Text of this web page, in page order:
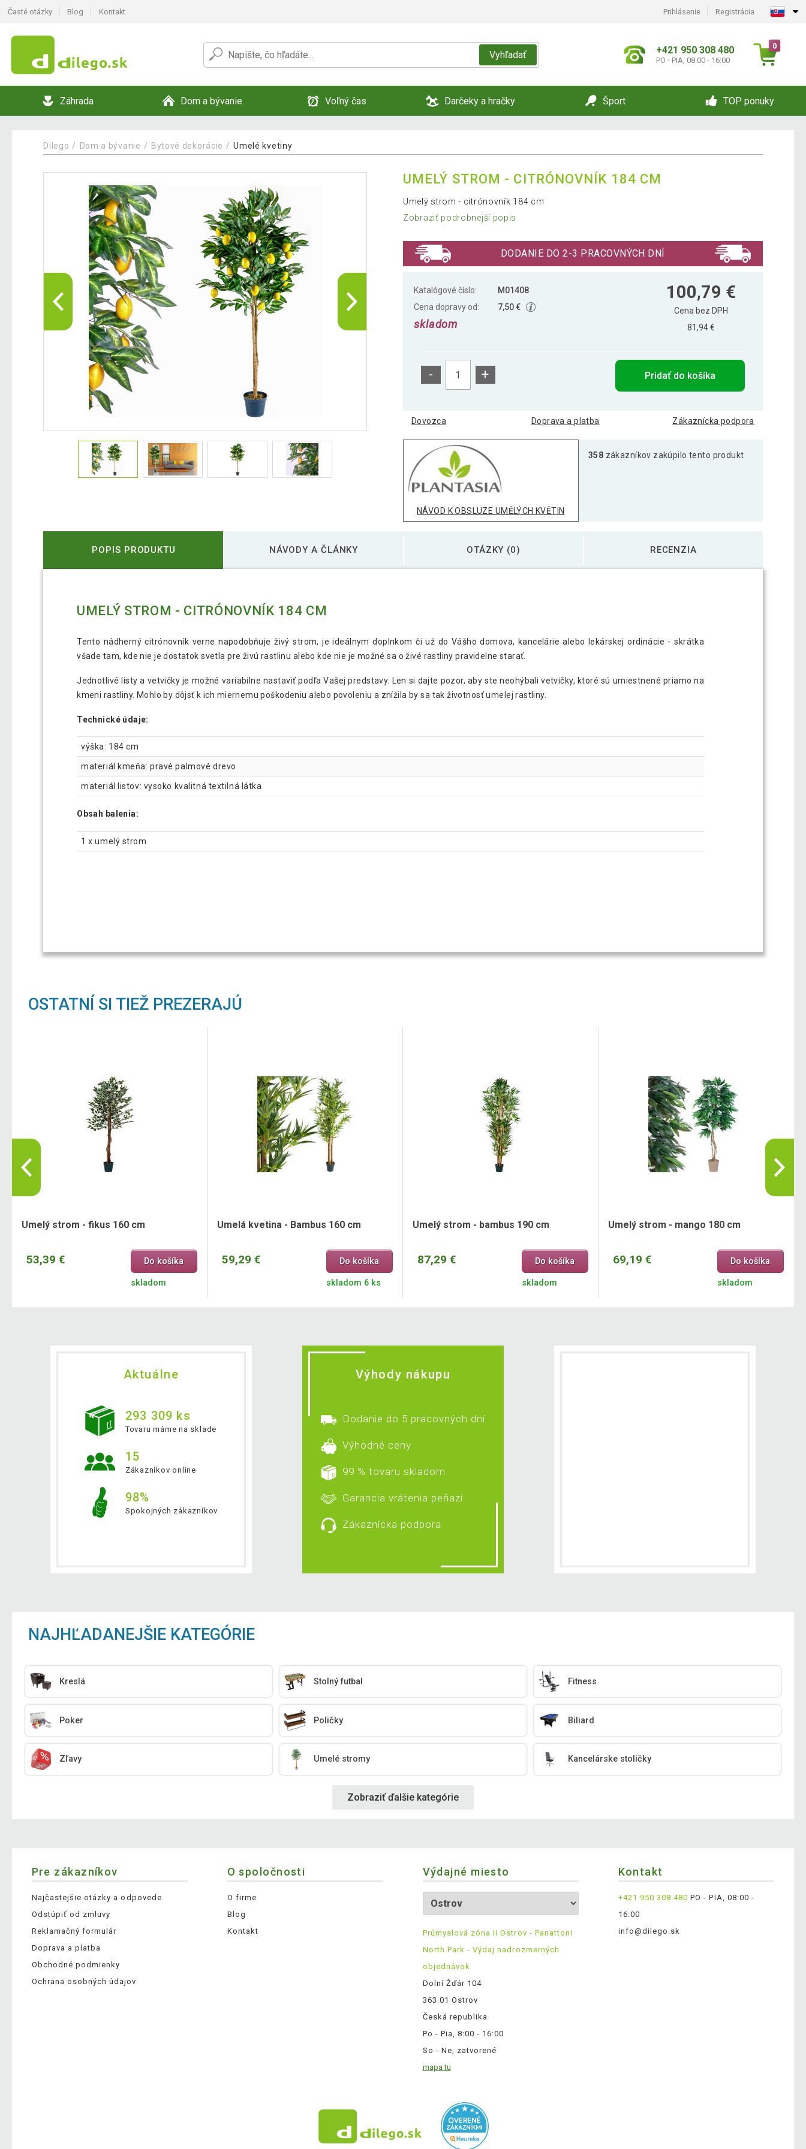
Časté otázky Blog Kontakt Prihlásenie Registrácia
Vyhľadať +421 950 308 480
PO - PIA, 08:00 - 16:00
0
Záhrada Dom a bývanie Voľný čas Darčeky a hračky Šport TOP ponuky
Dilego Dom a bývanie Bytové dekorácie Umelé kvetiny
UMELÝ STROM - CITRÓNOVNÍK 184 CM
Umelý strom - citrónovník 184 cm
Zobraziť podrobnejší popis
DODANIE DO 2-3 PRACOVNÝCH DNÍ
Katalógové číslo:
M01408
Cena dopravy od:
7,50 €
skladom
100,79 €
Cena bez DPH
81,94 €
- + Pridať do košíka
Dovozca Doprava a platba Zákaznícka podpora
NÁVOD K OBSLUZE UMĚLÝCH KVĚTIN
358 zákazníkov zakúpilo tento produkt
POPIS PRODUKTU NÁVODY A ČLÁNKY OTÁZKY (0) RECENZIA
UMELÝ STROM - CITRÓNOVNÍK 184 CM
Tento nádherný citrónovník verne napodobňuje živý strom, je ideálnym doplnkom či už do Vášho domova, kancelárie alebo lekárskej ordinácie - skrátka
všade tam, kde nie je dostatok svetla pre živú rastlinu alebo kde nie je možné sa o živé rastliny pravidelne starať.
Jednotlivé listy a vetvičky je možné variabilne nastaviť podľa Vašej predstavy. Len si dajte pozor, aby ste neohýbali vetvičky, ktoré sú umiestnené priamo na
kmeni rastliny. Mohlo by dôjsť k ich miernemu poškodeniu alebo povoleniu a znížila by sa tak životnosť umelej rastliny.
Technické údaje:
výška: 184 cm
materiál kmeňa: pravé palmové drevo
materiál listov: vysoko kvalitná textilná látka
Obsah balenia:
1 x umelý strom
OSTATNÍ SI TIEŽ PREZERAJÚ
Umelý strom - fikus 160 cm
53,39 € Do košíka
skladom
Umelá kvetina - Bambus 160 cm
59,29 € Do košíka
skladom 6 ks
Umelý strom - bambus 190 cm
87,29 € Do košíka
skladom
Umelý strom - mango 180 cm
69,19 € Do košíka
skladom
Aktuálne
293 309 ks
Tovaru máme na sklade
15
Zákazníkov online
98%
Spokojných zákazníkov
Výhody nákupu
Dodanie do 5 pracovných dní
Výhodné ceny
99 % tovaru skladom
Garancia vrátenia peňazí
Zákaznícka podpora
NAJHĽADANEJŠIE KATEGÓRIE
Kreslá Stolný futbal Fitness
Poker Poličky Biliard
Zľavy Umelé stromy Kancelárske stoličky
Zobraziť ďalšie kategórie
Pre zákazníkov
Najčastejšie otázky a odpovede
Odstúpiť od zmluvy
Reklamačný formulár
Doprava a platba
Obchodné podmienky
Ochrana osobných údajov
O spoločnosti
O firme
Blog
Kontakt
Výdajné miesto
Průmyslová zóna II Ostrov - Panattoni
North Park - Výdaj nadrozmerných
objednávok
Dolní Žďár 104
363 01 Ostrov
Česká republika
Po - Pia, 8:00 - 16:00
So - Ne, zatvorené
mapa tu
Kontakt
+421 950 308 480 PO - PIA, 08:00 -
16:00
info@dilego.sk